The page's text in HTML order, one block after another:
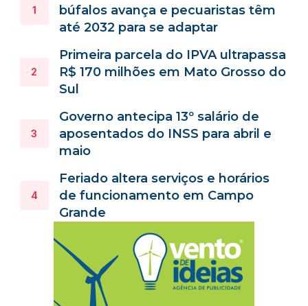
búfalos avança e pecuaristas têm
até 2032 para se adaptar
Primeira parcela do IPVA ultrapassa
R$ 170 milhões em Mato Grosso do
Sul
Governo antecipa 13º salário de
aposentados do INSS para abril e
maio
Feriado altera serviços e horários
de funcionamento em Campo
Grande